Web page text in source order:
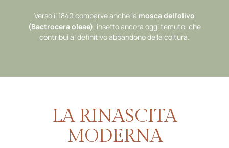
Verso il 1840 comparve anche la mosca dell’olivo
(Bactrocera oleae), insetto ancora oggi temuto, che
contribuì al definitivo abbandono della coltura.
LA RINASCITA
MODERNA